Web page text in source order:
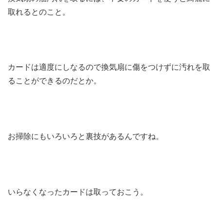
取れるとのこと。
カードは適度にしなるので換気扇に傷をつけずに汚れを取
ることができるのだとか。
お掃除にもいろいろと裏技があるんですね。
いらなくなったカードは取っておこう。